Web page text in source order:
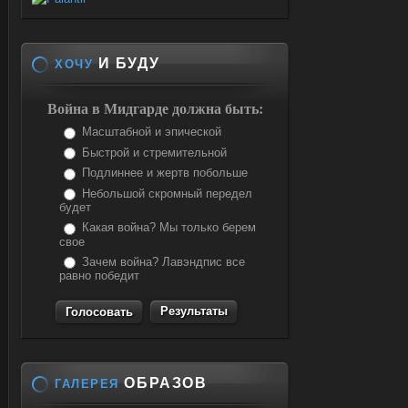
ХОЧУ И БУДУ
Война в Мидгарде должна быть:
Масштабной и эпической
Быстрой и стремительной
Подлиннее и жертв побольше
Небольшой скромный передел
будет
Какая война? Мы только берем
свое
Зачем война? Лавэндпис все
равно победит
Результаты
ГАЛЕРЕЯ ОБРАЗОВ